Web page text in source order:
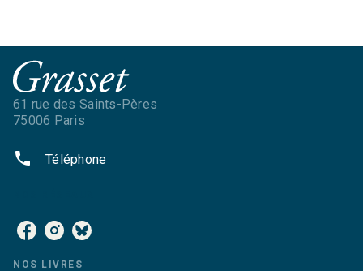
61 rue des Saints-Pères
75006 Paris
phone Téléphone
NOS LIVRES